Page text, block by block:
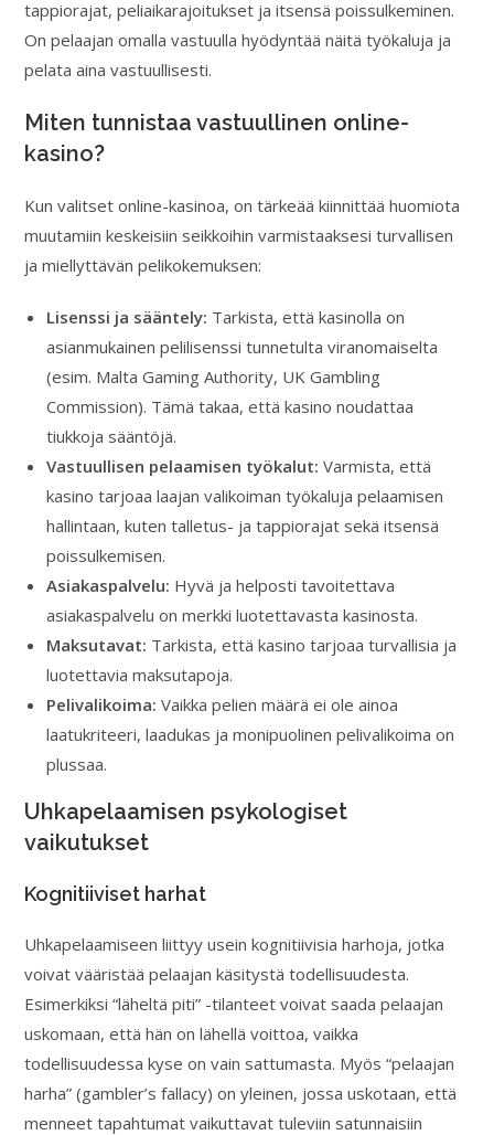
tappiorajat, peliaikarajoitukset ja itsensä poissulkeminen.
On pelaajan omalla vastuulla hyödyntää näitä työkaluja ja
pelata aina vastuullisesti.
Miten tunnistaa vastuullinen online-
kasino?
Kun valitset online-kasinoa, on tärkeää kiinnittää huomiota
muutamiin keskeisiin seikkoihin varmistaaksesi turvallisen
ja miellyttävän pelikokemuksen:
Lisenssi ja sääntely: Tarkista, että kasinolla on
asianmukainen pelilisenssi tunnetulta viranomaiselta
(esim. Malta Gaming Authority, UK Gambling
Commission). Tämä takaa, että kasino noudattaa
tiukkoja sääntöjä.
Vastuullisen pelaamisen työkalut: Varmista, että
kasino tarjoaa laajan valikoiman työkaluja pelaamisen
hallintaan, kuten talletus- ja tappiorajat sekä itsensä
poissulkemisen.
Asiakaspalvelu: Hyvä ja helposti tavoitettava
asiakaspalvelu on merkki luotettavasta kasinosta.
Maksutavat: Tarkista, että kasino tarjoaa turvallisia ja
luotettavia maksutapoja.
Pelivalikoima: Vaikka pelien määrä ei ole ainoa
laatukriteeri, laadukas ja monipuolinen pelivalikoima on
plussaa.
Uhkapelaamisen psykologiset
vaikutukset
Kognitiiviset harhat
Uhkapelaamiseen liittyy usein kognitiivisia harhoja, jotka
voivat vääristää pelaajan käsitystä todellisuudesta.
Esimerkiksi “läheltä piti” -tilanteet voivat saada pelaajan
uskomaan, että hän on lähellä voittoa, vaikka
todellisuudessa kyse on vain sattumasta. Myös “pelaajan
harha” (gambler’s fallacy) on yleinen, jossa uskotaan, että
menneet tapahtumat vaikuttavat tuleviin satunnaisiin